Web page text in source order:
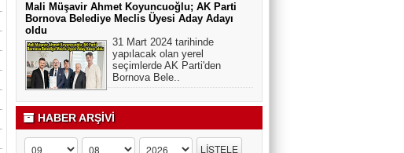
Mali Müşavir Ahmet Koyuncuoğlu; AK Parti
Bornova Belediye Meclis Üyesi Aday Adayı
oldu
31 Mart 2024 tarihinde
yapılacak olan yerel
seçimlerde AK Parti'den
Bornova Bele..
HABER ARŞİVİ